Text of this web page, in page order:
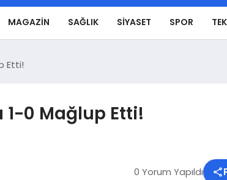
MAGAZIN SAĞLIK SIYASET SPOR
Etti!
1-0 Mağlup Etti!
0 Yorum Yapıldı